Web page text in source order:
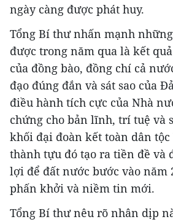
ngày càng được phát huy.
Tổng Bí thư nhấn mạnh
được trong năm qua là kết
của đồng bào, đồng chí cả
đạo đúng đắn và sát sao của
điều hành tích cực của Nhà
chứng cho bản lĩnh, trí tuệ và
khối đại đoàn kết toàn dân
thành tựu đó tạo ra tiền đề và
lợi để đất nước bước vào năm
phấn khởi và niềm tin mới.
Tổng Bí thư nêu rõ nhân dịp